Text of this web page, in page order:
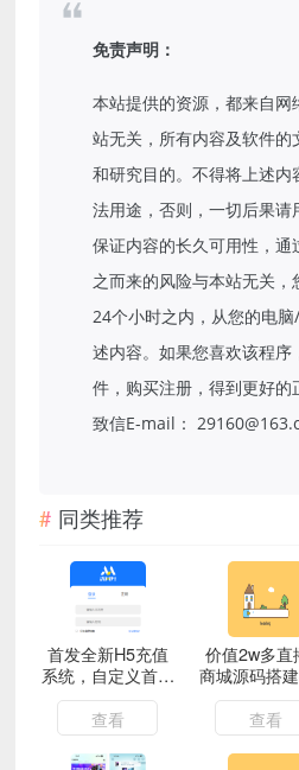
免责声明：
本站提供的资源，都来自网
站无关，所有内容及软件的
和研究目的。不得将上述内
法用途，否则，一切后果请
保证内容的长久可用性，通
之而来的风险与本站无关，
24个小时之内，从您的电
述内容。如果您喜欢该程序
件，购买注册，得到更好的
致信E-mail：
同类推荐
首发全新H5充值
系统，自定义首页
+充值页面
查看
价值2w多直
商城源码搭
查看